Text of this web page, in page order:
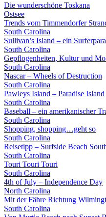
Die wunderschöne Toskana
Ostsee
Trends vom Timmendorfer
South Carolina
Sullivan’s Island – ein
South Carolina
Gepflogenheiten, Kultur und
South Carolina
Nascar – Wheels of Destruction
South Carolina
Pawleys Island – Paradise Island
South Carolina
Baseball – ein amerikanischer
South Carolina
Shopping, shopping…geht so
South Carolina
Reisetipp – Surfside Beach
South Carolina
Touri Touri Touri
South Carolina
4th of July – Independence Day
North Carolina
Mit der Fähre Richtung
South Carolina